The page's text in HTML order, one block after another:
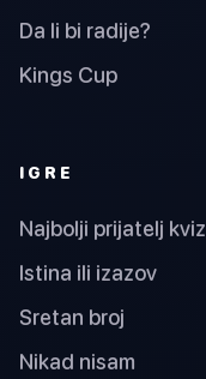
Da li bi radije?
Kings Cup
IGRE
Najbolji prijatelj kviz
Istina ili izazov
Sretan broj
Nikad nisam